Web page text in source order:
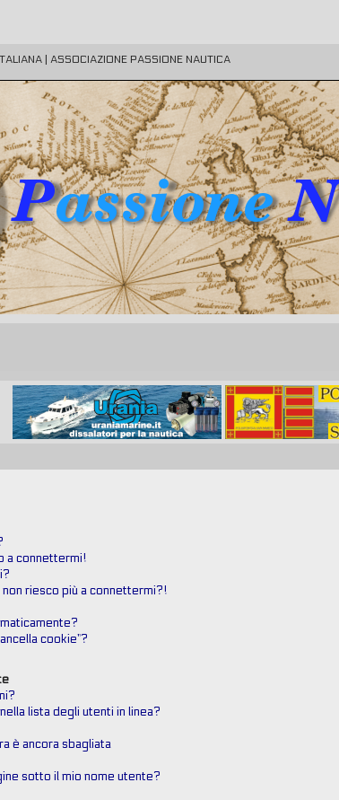
| ASSOCIAZIONE PASSIONE NAUTICA
a connettermi!
riesco più a connettermi?!
cookie”?
lista degli utenti in linea?
è ancora sbagliata
sotto il mio nome utente?